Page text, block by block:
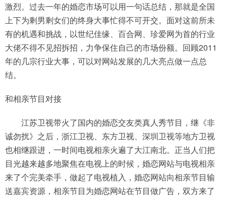
激烈。过去一年的婚恋市场可以用一句话总结，那就是全国
上下为剩男剩女们的终身大事忙得不可开交。面对这前所未
有的机遇和挑战，以世纪佳缘、百合网、珍爱网为首的行业
大佬不得不见招拆招，力争保住自己的市场份额。回顾2011
年的几宗行业大事，可以对网站发展的几大亮点做一点总
结。
和相亲节目对接
江苏卫视带火了国内的婚恋交友类真人秀节目，继《非
诚勿扰》之后，浙江卫视、东方卫视、深圳卫视等地方卫视
也相继跟进，一时间电视相亲火遍了大江南北。正当人们把
目光越来越多地聚焦在电视上的时候，婚恋网站与电视相亲
来了个完美牵手，做起了电视植入，婚恋网站向相亲节目输
送嘉宾资源，相亲节目为婚恋网站在节目做广告，双方来了